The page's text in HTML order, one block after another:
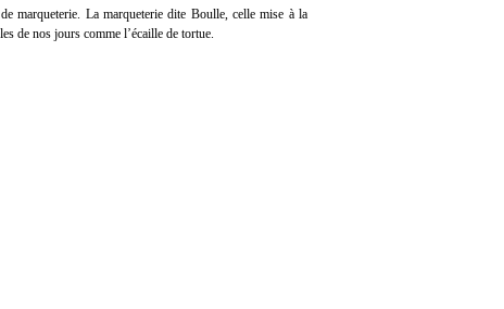
marqueterie. La marqueterie dite Boulle, celle mise à la
de nos jours comme l’écaille de tortue.